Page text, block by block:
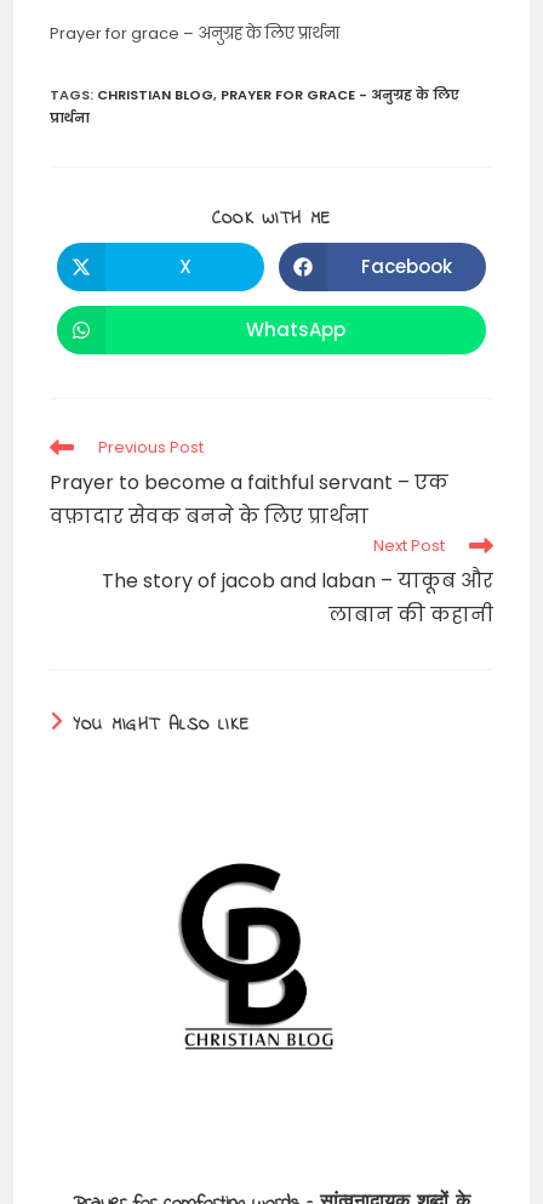
Prayer for grace – अनुग्रह के लिए प्रार्थना
TAGS: CHRISTIAN BLOG, PRAYER FOR GRACE - अनुग्रह के लिए
प्रार्थना
COOK WITH ME
CONTENT
Opens
in
a
X Opens
in
a
Facebook
Opens
in
WhatsApp
Read
articles
Previous Post
Prayer to become a faithful servant – एक
वफ़ादार सेवक बनने के लिए प्रार्थना
Next Post
The story of jacob and laban – याकूब और
लाबान की कहानी
YOU MIGHT ALSO LIKE